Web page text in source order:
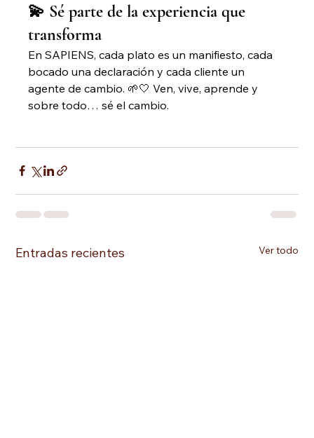
💫 Sé parte de la experiencia que
transforma
En SAPIENS, cada plato es un manifiesto, cada
bocado una declaración y cada cliente un
agente de cambio. 🌱🤍 Ven, vive, aprende y
sobre todo… sé el cambio.
Entradas recientes Ver todo